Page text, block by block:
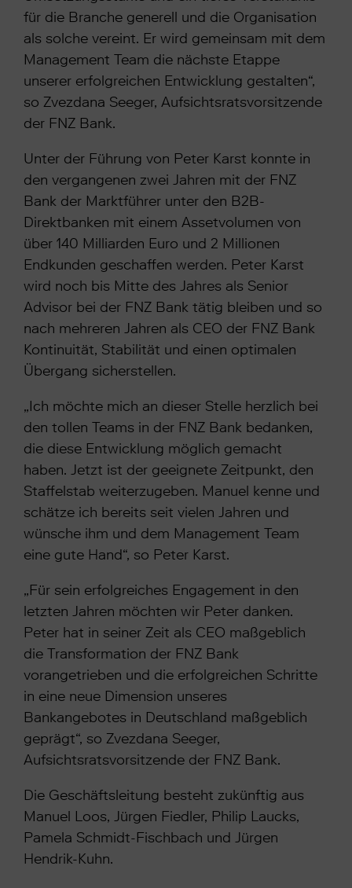
für die Branche generell und die Organisation
als solche vereint. Er wird gemeinsam mit dem
Management Team die nächste Etappe
unserer erfolgreichen Entwicklung gestalten“,
so Zvezdana Seeger, Aufsichtsratsvorsitzende
der FNZ Bank.
Unter der Führung von Peter Karst konnte in
den vergangenen zwei Jahren mit der FNZ
Bank der Marktführer unter den B2B-
Direktbanken mit einem Assetvolumen von
über 140 Milliarden Euro und 2 Millionen
Endkunden geschaffen werden. Peter Karst
wird noch bis Mitte des Jahres als Senior
Advisor bei der FNZ Bank tätig bleiben und so
nach mehreren Jahren als CEO der FNZ Bank
Kontinuität, Stabilität und einen optimalen
Übergang sicherstellen.
„Ich möchte mich an dieser Stelle herzlich bei
den tollen Teams in der FNZ Bank bedanken,
die diese Entwicklung möglich gemacht
haben. Jetzt ist der geeignete Zeitpunkt, den
Staffelstab weiterzugeben. Manuel kenne und
schätze ich bereits seit vielen Jahren und
wünsche ihm und dem Management Team
eine gute Hand“, so Peter Karst.
„Für sein erfolgreiches Engagement in den
letzten Jahren möchten wir Peter danken.
Peter hat in seiner Zeit als CEO maßgeblich
die Transformation der FNZ Bank
vorangetrieben und die erfolgreichen Schritte
in eine neue Dimension unseres
Bankangebotes in Deutschland maßgeblich
geprägt“, so Zvezdana Seeger,
Aufsichtsratsvorsitzende der FNZ Bank.
Die Geschäftsleitung besteht zukünftig aus
Manuel Loos, Jürgen Fiedler, Philip Laucks,
Pamela Schmidt-Fischbach und Jürgen
Hendrik-Kuhn.